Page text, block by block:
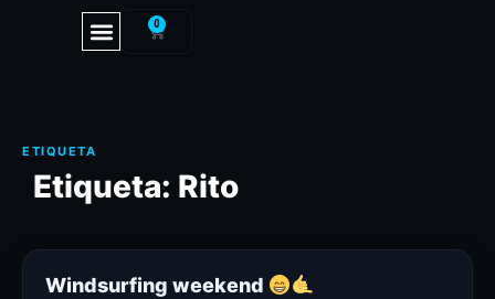
0
Etiqueta: Rito
Windsurfing weekend